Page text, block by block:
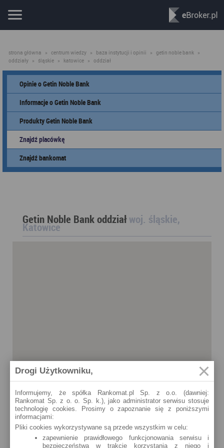
strona główna » centrum wiedzy » baza instytucji i opinii » getin noble bank »
oddziały » śląskie » katowice » oddział
Opinie o Getin Noble Bank
Informacje o Getin Noble Bank
Produkty Getin Noble Bank
Znajdź placówkę
Znajdź bankomat
Getin Noble Bank oddziałwoj. śląskie,
Katowice
Drogi Użytkowniku,
Informujemy, że spółka Rankomat.pl Sp. z o.o. (dawniej:
Rankomat Sp. z o. o. Sp. k.), jako administrator serwisu stosuje
technologię cookies. Prosimy o zapoznanie się z poniższymi
informacjami:
Pliki cookies wykorzystywane są przede wszystkim w celu:
zapewnienie prawidłowego funkcjonowania serwisu i
bezpieczeństwa w trakcie korzystania z niego i